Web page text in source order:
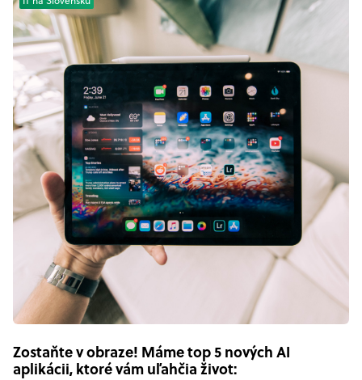
Zostaňte v obraze! Máme top 5 nových AI
aplikácii, ktoré vám uľahčia život: